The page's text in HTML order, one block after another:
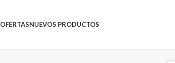
OFERTASNUEVOS PRODUCTOS